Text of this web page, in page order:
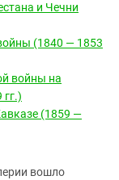
и Чечни
(1840 — 1853
войны на
(1859 —
вошло